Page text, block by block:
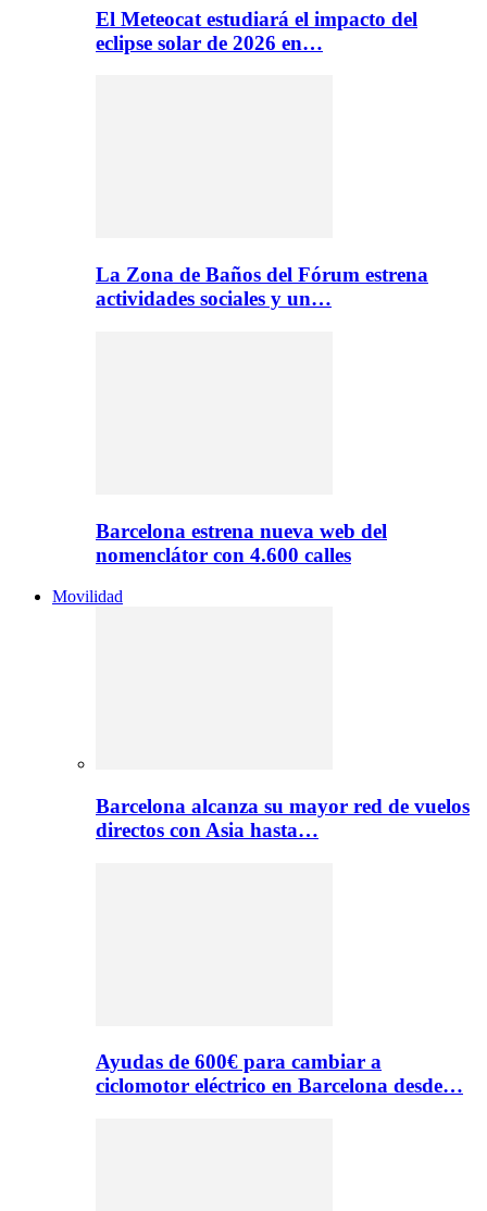
El Meteocat estudiará el impacto del
eclipse solar de 2026 en…
La Zona de Baños del Fórum estrena
actividades sociales y un…
Barcelona estrena nueva web del
nomenclátor con 4.600 calles
Movilidad
Barcelona alcanza su mayor red de vuelos
directos con Asia hasta…
Ayudas de 600€ para cambiar a
ciclomotor eléctrico en Barcelona desde…